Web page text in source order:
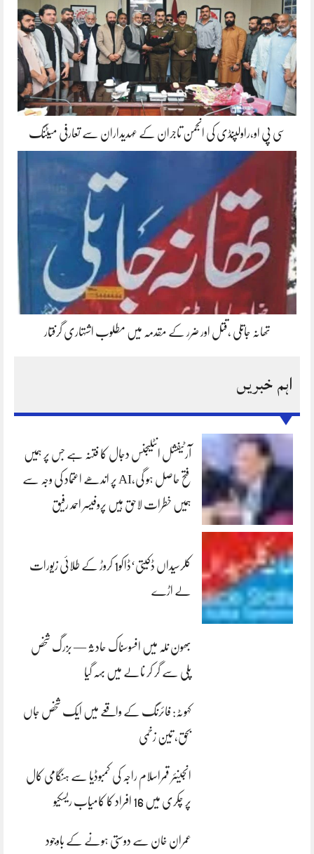
سی پی او،راولپنڈی کی انجمن تاجران کے عہدیداران سے تعارفی میٹنگ
تھانہ جاتلی ،قتل اور ضرر کے مقدمہ میں مطلوب اشتہاری گرفتار
اہم خبریں
آرٹیفشل انٹلیجنس دجال کا فتنہ ہے جس پر ہمیں
فتح حاصل ہو گی،AI پر اندھے اعتماد کی وجہ سے
ہمیں خطرات لاحق ہیں پروفیسر احمد رفیق
کلرسیداں ڈکیتی‘ڈاکو1 کروڑ کے طلائی زیورات
لے اڑے
بھون نلہ میں افسوسناک حادثہ — بزرگ شخص
پلی سے گر کر نالے میں بہہ گیا
کہوٹہ: فائرنگ کے واقعے میں ایک شخص جاں
بحق، تین زخمی
انجینئر قمراسلام راجہ کی کمبوڈیا سے ہنگامی کال
پر چکری میں 16 افراد کا کامیاب ریسکیو
عمران خان سے دوستی ہونے کے باوجود